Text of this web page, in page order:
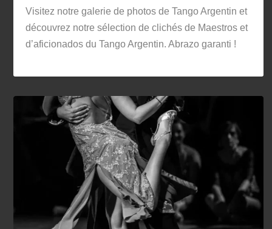
Visitez notre galerie de photos de Tango Argentin et
découvrez notre sélection de clichés de Maestros et
d’aficionados du Tango Argentin. Abrazo garanti !